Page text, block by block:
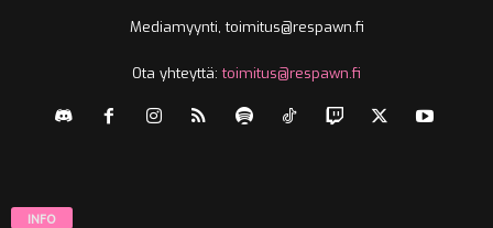
Mediamyynti, toimitus@respawn.fi
Ota yhteyttä:toimitus@respawn.fi
INFO